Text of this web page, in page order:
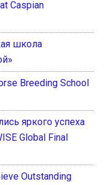
Caspian
школа
Breeding School
яркого успеха
Global Final
Outstanding